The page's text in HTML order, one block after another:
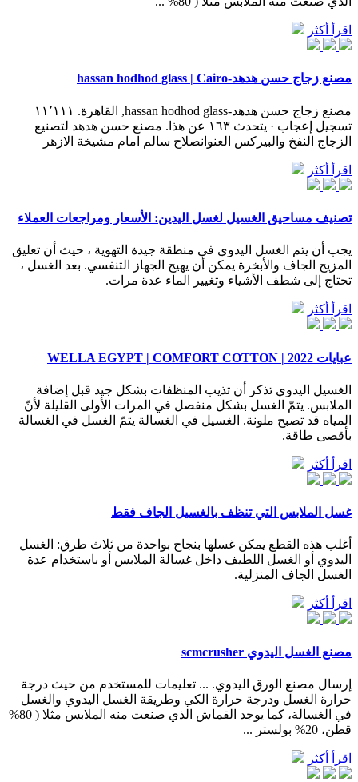
اقرأ أكثر
مصنع زجاج حسن هدهد-hassan hodhod glass | Cairo
تسجيل إعجاب · يتحدث ‏١٦٣‏ عن هذا‏. ‏مصنع حسن هدهد لتصنيع
الزجاج النفخ والبيركس العنوانصلاح سالم امام مشيخة الازهر‏
اقرأ أكثر
تصنيف مساحيق الغسيل لغسل اليدين: الأسعار ومراجعات العملاء
يجب أن يتم الغسل اليدوي في منطقة جيدة التهوية ، حيث أن تعليق
المزيج الجاف والأبخرة يمكن أن يهيج الجهاز التنفسي. بعد الغسل ،
تحتاج إلى شطف الأشياء وتغيير الماء عدة مرات.
اقرأ أكثر
عبايات 2022 | WELLA EGYPT | COMFORT COTTON
الغسيل اليدوي تذكر أن تذيب المنظفات بشكل جيد قبل إضافة
الملابس. يتمّ الغسل بشكل منفصل في المرات الأولى القليلة لأنّ
المياه قد تصبح ملونة. الغسيل في الغسالة يتمّ الغسل في الغسالة
بأقصى طاقة.
اقرأ أكثر
غسل الملابس التي تنظف بالغسيل الجاف فقط
أغلب هذه القطع يمكن غسلها بنجاح بواحدة من ثلاث طرق: الغسل
اليدوي أو الغسل اللطيف داخل غسالة الملابس أو باستخدام عدة
الغسل الجاف المنزلية.
اقرأ أكثر
مصنع الغسل اليدوي scmcrusher
إرسال مصنع الورق اليدوي. ... تعليمات للمستخدم من حيث درجة
حرارة الغسل ودرجة حرارة الكي وطريقة الغسل اليدوي والغسل
في الغسالة، كما يوجد القماش الذي صنعت منه الملابس مثلا ( 80%
قطن، 20% بولستر ...
اقرأ أكثر